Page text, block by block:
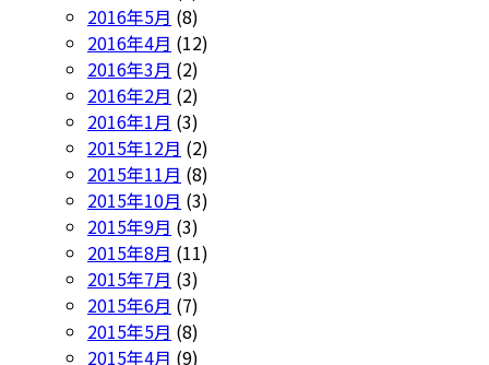
2016年5月 (8)
2016年4月 (12)
2016年3月 (2)
2016年2月 (2)
2016年1月 (3)
2015年12月 (2)
2015年11月 (8)
2015年10月 (3)
2015年9月 (3)
2015年8月 (11)
2015年7月 (3)
2015年6月 (7)
2015年5月 (8)
2015年4月 (9)